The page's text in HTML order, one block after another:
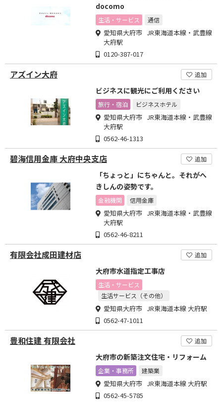
docomo
生活・サービス 通信
愛知県大府市 JR東海道本線・武豊線
大府駅
0120-387-017
アズイン大府 追加
ビジネスに観光にご利用ください
旅行・宿泊 ビジネスホテル
愛知県大府市 JR東海道本線・武豊線
大府駅
0562-46-1313
碧海信用金庫 大府中央支店 追加
「ちょっと」にちゃんと。それがへ
きしんの姿勢です。
金融機関 信用金庫
愛知県大府市 JR東海道本線・武豊線
大府駅
0562-46-8211
有限会社成田建材店 追加
大府市水道指定工事店
生活・サービス
生活サービス（その他）
愛知県大府市 JR東海道本線 大府駅
0562-47-1011
豊和住建 有限会社 追加
大府市の新築注文住宅・リフォーム
企業・事務所 建築業
愛知県大府市 JR東海道本線 大府駅
0562-45-5785